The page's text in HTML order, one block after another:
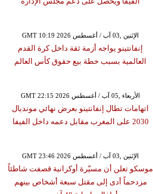
GMT 10:19 2026 الإثنين ,03 آب / أغسطس
إنفانتينو يواجه أزمة ثقة داخل كرة القدم
العالمية بسبب خطة بيع حقوق كأس العالم
GMT 22:15 2026 الأربعاء ,05 آب / أغسطس
اتهامات تطال إنفانتينو بعرض نهائي مونديال
2030 على المغرب مقابل دعمه داخل الفيفا
GMT 23:46 2026 الإثنين ,03 آب / أغسطس
موسكو تعلن أن مسيّرة أوكرانية قصفت شاطئاً
مزدحماً أدى إلى مقتل سبعة أشخاص بينهم